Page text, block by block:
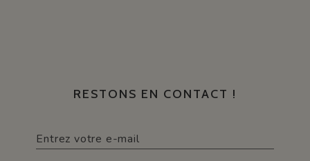
RESTONS EN CONTACT !